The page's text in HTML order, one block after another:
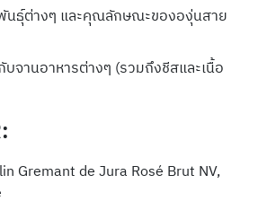
นธุ์ต่างๆ และคุณลักษณะขององุ่นสาย
จานอาหารต่างๆ (รวมถึงชีสและเนื้อ
Gremant de Jura Rosé Brut NV,